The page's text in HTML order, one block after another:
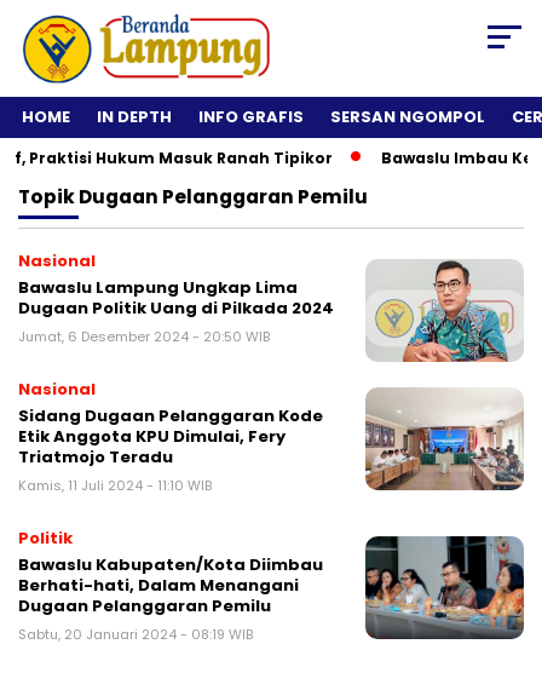
HOME IN DEPTH INFO GRAFIS SERSAN NGOMPOL
Hukum Masuk Ranah Tipikor Bawaslu Imbau
TopikDugaan Pelanggaran Pemilu
Nasional
Bawaslu Lampung Ungkap Lima
Dugaan Politik Uang di Pilkada 2024
Jumat, 6 Desember 2024 - 20:50 WIB
Nasional
Sidang Dugaan Pelanggaran Kode
Etik Anggota KPU Dimulai, Fery
Triatmojo Teradu
Kamis, 11 Juli 2024 - 11:10 WIB
Politik
Bawaslu Kabupaten/Kota Diimbau
Berhati-hati, Dalam Menangani
Dugaan Pelanggaran Pemilu
Sabtu, 20 Januari 2024 - 08:19 WIB